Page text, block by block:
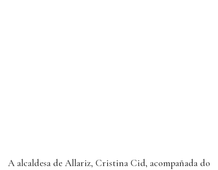
A alcaldesa de Allariz, Cristina Cid, acompañada do